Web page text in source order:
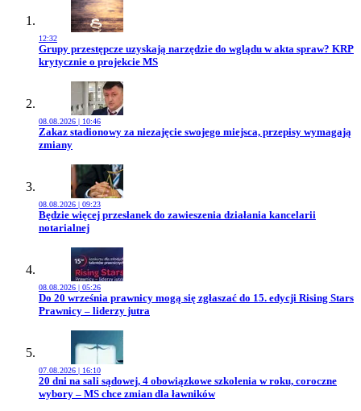
12:32
Przejdź do artykułu:
Grupy przestępcze uzyskają narzędzie do wglądu w akta spraw? KRP
krytycznie o projekcie MS
08.08.2026 | 10:46
Przejdź do artykułu:
Zakaz stadionowy za niezajęcie swojego miejsca, przepisy wymagają
zmiany
08.08.2026 | 09:23
Przejdź do artykułu:
Będzie więcej przesłanek do zawieszenia działania kancelarii
notarialnej
08.08.2026 | 05:26
Przejdź do artykułu:
Do 20 września prawnicy mogą się zgłaszać do 15. edycji Rising Stars
Prawnicy – liderzy jutra
07.08.2026 | 16:10
Przejdź do artykułu:
20 dni na sali sądowej, 4 obowiązkowe szkolenia w roku, coroczne
wybory – MS chce zmian dla ławników